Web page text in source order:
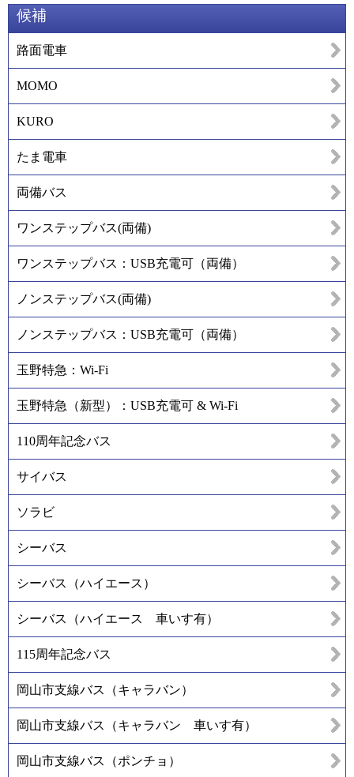
候補
路面電車
MOMO
KURO
たま電車
両備バス
ワンステップバス(両備)
ワンステップバス：USB充電可（両備）
ノンステップバス(両備)
ノンステップバス：USB充電可（両備）
玉野特急：Wi-Fi
玉野特急（新型）：USB充電可 & Wi-Fi
110周年記念バス
サイバス
ソラビ
シーバス
シーバス（ハイエース）
シーバス（ハイエース 車いす有）
115周年記念バス
岡山市支線バス（キャラバン）
岡山市支線バス（キャラバン 車いす有）
岡山市支線バス（ポンチョ）